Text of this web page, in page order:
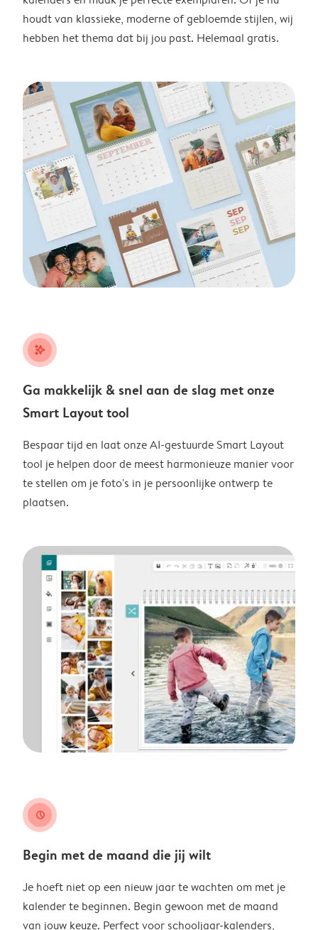
houdt van klassieke, moderne of gebloemde stijlen, wij
hebben het thema dat bij jou past. Helemaal gratis.
stars_plus
Ga makkelijk & snel aan de slag met onze
Smart Layout tool
Bespaar tijd en laat onze AI-gestuurde Smart Layout
tool je helpen door de meest harmonieuze manier voor
te stellen om je foto's in je persoonlijke ontwerp te
plaatsen.
clock
Begin met de maand die jij wilt
Je hoeft niet op een nieuw jaar te wachten om met je
kalender te beginnen. Begin gewoon met de maand
van jouw keuze. Perfect voor schooljaar-kalenders,